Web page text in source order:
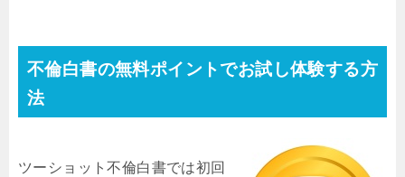
不倫白書の無料ポイントでお試し体験する方
法
ツーショット不倫白書では初回